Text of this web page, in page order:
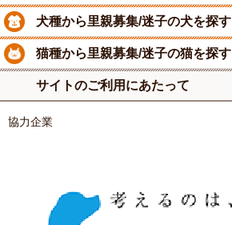
犬種から里親募集/迷子の犬を探す
猫種から里親募集/迷子の猫を探す
サイトのご利用にあたって
協力企業